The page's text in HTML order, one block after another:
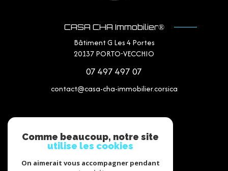
CASA CHA Immobilier®
Bâtiment G Les 4 Portes
20137PORTO-VECCHIO
07 497 497 07
contact@casa-cha-immobilier.corsica
Nous suivre
Comme beaucoup, notre site
utilise les cookies
On aimerait vous accompagner pendant